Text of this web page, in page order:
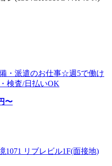
・派遣のお仕事☆週5で働け
検査/日払いOK
〜
1071 リブレビル1F(面接地)